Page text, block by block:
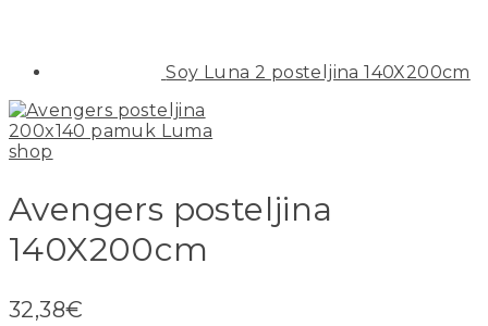
Soy Luna 2 posteljina 140X200cm
Avengers posteljina
140X200cm
32,38€